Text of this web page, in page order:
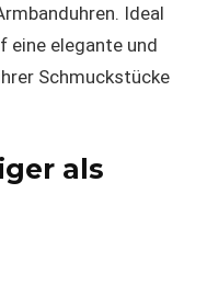
Ideal
eine elegante und
Schmuckstücke
als